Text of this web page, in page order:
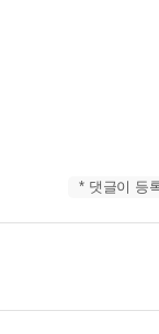
* 댓글이 등